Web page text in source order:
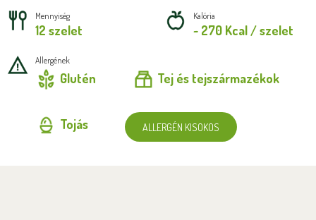
Mennyiség
12 szelet
Kalória
~ 270 Kcal / szelet
Allergének
Glutén Tej és tejszármazékok
Tojás ALLERGÉN KISOKOS